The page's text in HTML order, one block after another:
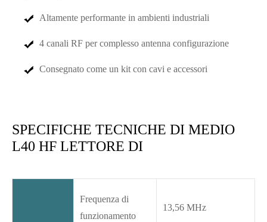
Altamente performante in ambienti industriali
4 canali RF per complesso antenna configurazione
Consegnato come un kit con cavi e accessori
SPECIFICHE TECNICHE DI MEDIO
L40 HF LETTORE DI
Frequenza di
funzionamento
13,56 MHz